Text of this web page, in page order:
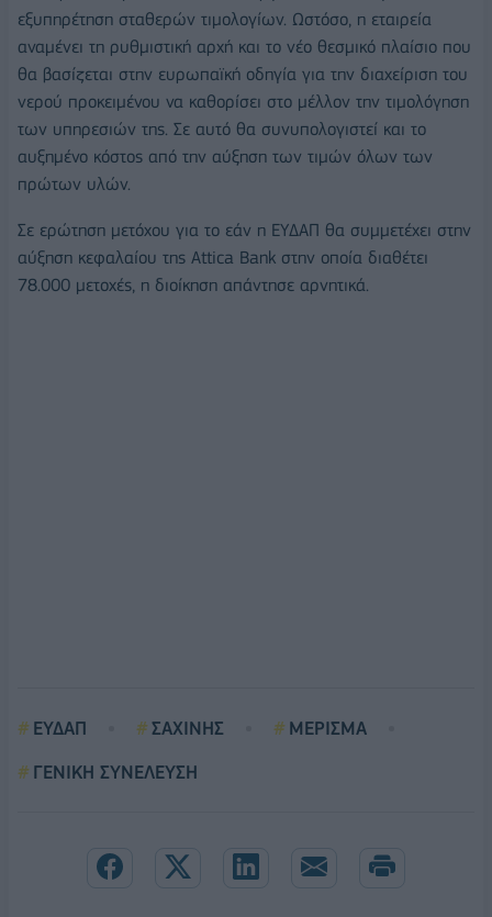
εξυπηρέτηση σταθερών τιμολογίων. Ωστόσο, η εταιρεία
αναμένει τη ρυθμιστική αρχή και το νέο θεσμικό πλαίσιο που
θα βασίζεται στην ευρωπαϊκή οδηγία για την διαχείριση του
νερού προκειμένου να καθορίσει στο μέλλον την τιμολόγηση
των υπηρεσιών της. Σε αυτό θα συνυπολογιστεί και το
αυξημένο κόστος από την αύξηση των τιμών όλων των
πρώτων υλών.
Σε ερώτηση μετόχου για το εάν η ΕΥΔΑΠ θα συμμετέχει στην
αύξηση κεφαλαίου της Attica Bank στην οποία διαθέτει
78.000 μετοχές, η διοίκηση απάντησε αρνητικά.
ΕΥΔΑΠ ΣΑΧΙΝΗΣ
ΜΕΡΙΣΜΑ
ΓΕΝΙΚΗ ΣΥΝΕΛΕΥΣΗ